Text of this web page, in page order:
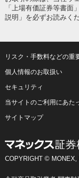
「上場有価証券等書面
説明」を必ずお読みくだ
リスク・手数料などの重
個人情報のお取扱い
セキュリティ
当サイトのご利用にあた
サイトマップ
COPYRIGHT © MONEX,